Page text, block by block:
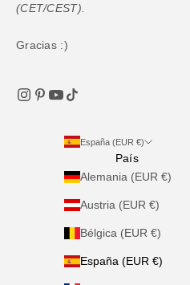
(CET/CEST).
Gracias :)
España (EUR €)
País
Alemania (EUR €)
Austria (EUR €)
Bélgica (EUR €)
España (EUR €)